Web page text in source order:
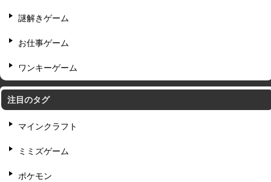
謎解きゲーム
お仕事ゲーム
ワンキーゲーム
注目のタグ
マインクラフト
ミミズゲーム
ポケモン